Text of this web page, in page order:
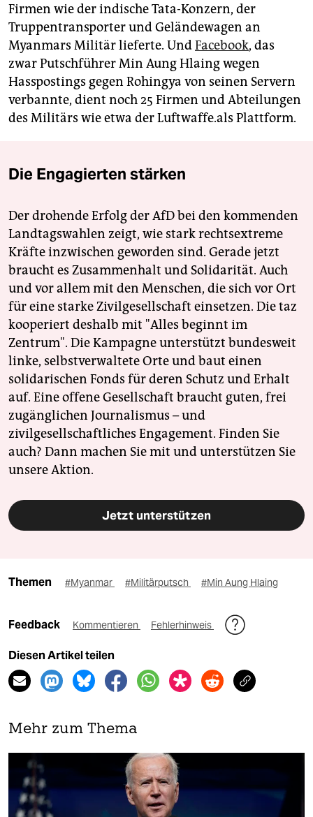
Firmen wie der indische Tata-Konzern, der
Truppentransporter und Geländewagen an
Myanmars Militär lieferte. UndFacebook, das
zwar Putschführer Min Aung Hlaing wegen
Hasspostings gegen Rohingya von seinen Servern
verbannte, dient noch 25 Firmen und Abteilungen
des Militärs wie etwa der Luftwaffe.als Plattform.
Die Engagierten stärken
Der drohende Erfolg der AfD bei den kommenden
Landtagswahlen zeigt, wie stark rechtsextreme
Kräfte inzwischen geworden sind. Gerade jetzt
braucht es Zusammenhalt und Solidarität. Auch
und vor allem mit den Menschen, die sich vor Ort
für eine starke Zivilgesellschaft einsetzen. Die taz
kooperiert deshalb mit "Alles beginnt im
Zentrum". Die Kampagne unterstützt bundesweit
linke, selbstverwaltete Orte und baut einen
solidarischen Fonds für deren Schutz und Erhalt
auf. Eine offene Gesellschaft braucht guten, frei
zugänglichen Journalismus – und
zivilgesellschaftliches Engagement. Finden Sie
auch? Dann machen Sie mit und unterstützen Sie
unsere Aktion.
Jetzt unterstützen
Themen #Myanmar #Militärputsch #Min Aung Hlaing
Feedback Kommentieren Fehlerhinweis
Diesen Artikel teilen
Mehr zum Thema